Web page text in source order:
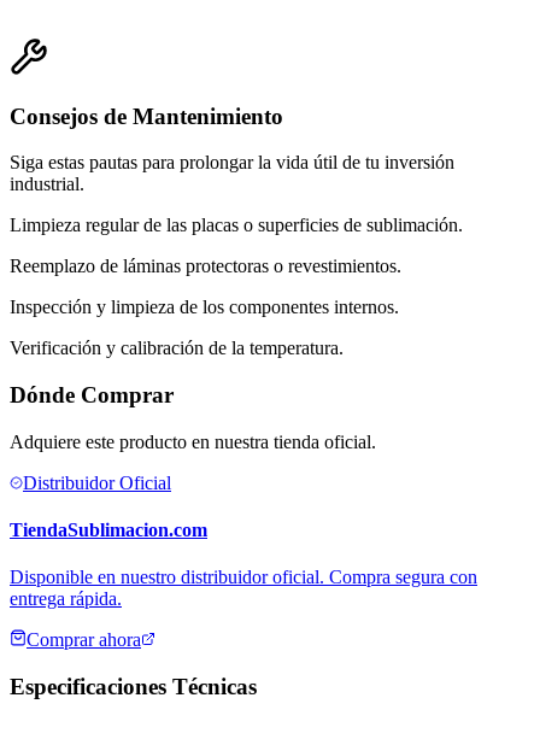
Consejos de Mantenimiento
Siga estas pautas para prolongar la vida útil de tu inversión
industrial.
Limpieza regular de las placas o superficies de sublimación.
Reemplazo de láminas protectoras o revestimientos.
Inspección y limpieza de los componentes internos.
Verificación y calibración de la temperatura.
Dónde Comprar
Adquiere este producto en nuestra tienda oficial.
Distribuidor Oficial
TiendaSublimacion.com
Disponible en nuestro distribuidor oficial. Compra segura con
entrega rápida.
Comprar ahora
Especificaciones Técnicas